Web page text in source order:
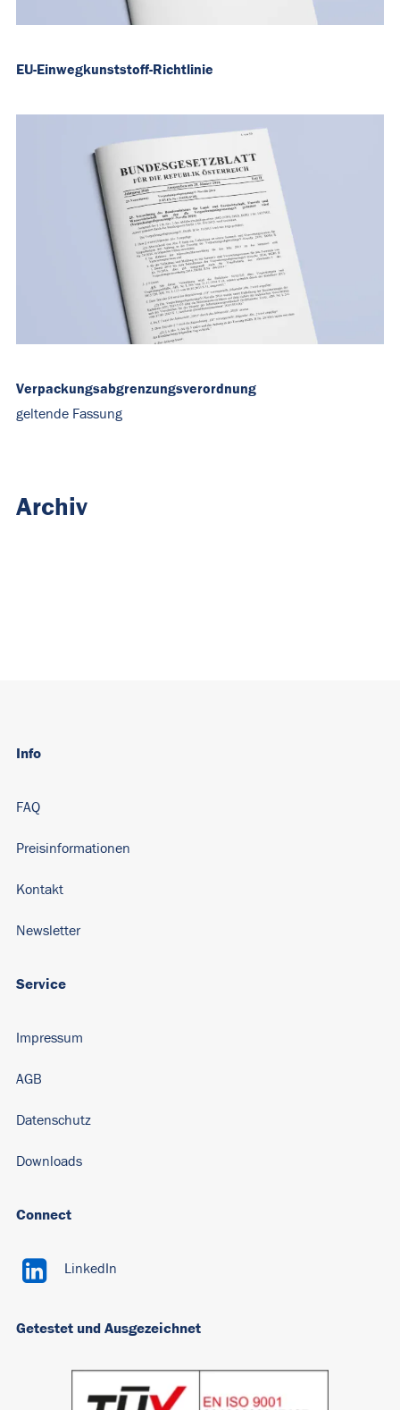
EU-Einwegkunststoff-Richtlinie
Verpackungsabgrenzungsverordnung
geltende Fassung
Archiv
Service
Impressum
AGB
Datenschutz
Downloads
Info
FAQ
Preisinformationen
Kontakt
Newsletter
Connect
LinkedIn
Getestet und Ausgezeichnet